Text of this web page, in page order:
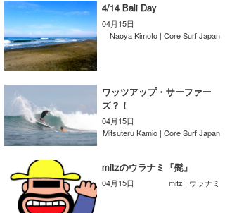
4/14 Bali Day
04月15日
Naoya Kimoto | Core Surf Japan
ワッツアップ・サーファー
ズ？！
04月15日
Mitsuteru Kamio | Core Surf Japan
mitzのウラナミ『髭』
04月15日 mitz | ウラナミ
CBA Films
熊谷素子
田原啓江
植村未来
大野”MAR”修聖
喜納海人
chan-U
ECE
H
KID
KOBU
KY